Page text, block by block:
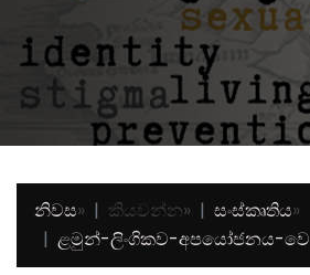
නිවස» කියවන්න» සංස්කෘතිය»
ළමුන්-ලිංගිකව-අපයෝජනය-වෙ